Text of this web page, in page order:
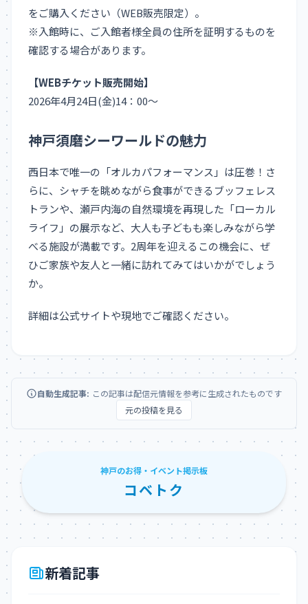
をご購入ください（WEB販売限定）。
※入館時に、ご入館者様全員の住所を証明するものを
確認する場合があります。
【WEBチケット販売開始】
2026年4月24日(金)14：00～
神戸須磨シーワールドの魅力
西日本で唯一の「オルカパフォーマンス」は圧巻！さ
らに、シャチを眺めながら食事ができるブッフェレス
トランや、瀬戸内海の自然環境を再現した「ローカル
ライフ」の展示など、大人も子どもも楽しみながら学
べる施設が満載です。2周年を迎えるこの機会に、ぜ
ひご家族や友人と一緒に訪れてみてはいかがでしょう
か。
詳細は公式サイトや現地でご確認ください。
自動生成記事: この記事は配信元情報を参考に生成されたものです
元の投稿を見る
神戸のお得・イベント掲示板
コベトク
新着記事